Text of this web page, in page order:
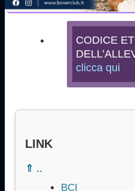
CODICE
clicca qui
LINK
⇑ ..
BCI